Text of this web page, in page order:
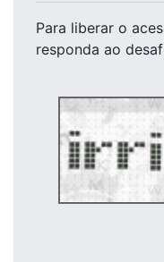
Para liberar o
responda ao